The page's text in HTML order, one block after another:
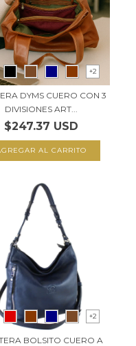
+2
DYMS CUERO CON 3
DIVISIONES ART...
$247.37 USD
AL CARRITO
+2
BOLSITO CUERO A